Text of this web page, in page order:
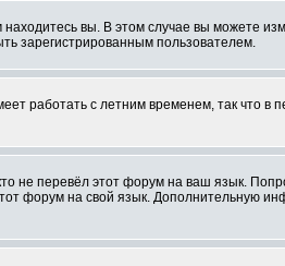
вы. В этом случае вы можете
зарегистрированным пользователем.
работать с летним временем, так что в
не перевёл этот форум на ваш язык.
форум на свой язык. Дополнительную